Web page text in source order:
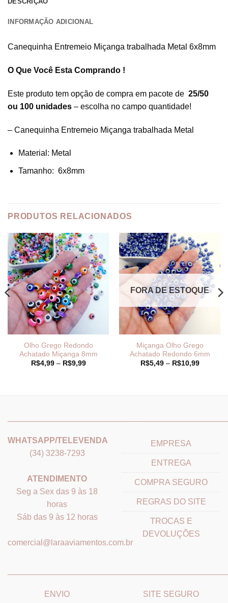
INFORMAÇÃO ADICIONAL
Canequinha Entremeio Miçanga trabalhada Metal 6x8mm
O Que Você Esta Comprando !
Este produto tem opção de compra em pacote de 25/50
ou 100 unidades – escolha no campo quantidade!
– Canequinha Entremeio Miçanga trabalhada Metal
Material: Metal
Tamanho: 6x8mm
PRODUTOS RELACIONADOS
Olho Grego Redondo
Achatado Miçanga 8mm
R$4,99 – R$9,99Faixa
FORA DE ESTOQUE
Miçanga Olho Grego
Achatado Redondo 6mm
R$5,49 – R$10,99Faixa
WHATSAPP/TELEVENDA
(34) 3238-7293
ATENDIMENTO
Seg a Sex das 9 às 18
horas
Sáb das 9 às 12 horas
comercial@laraaviamentos.com.br
EMPRESA
ENTREGA
COMPRA SEGURO
REGRAS DO SITE
TROCAS E
DEVOLUÇÕES
ENVIO SITE SEGURO